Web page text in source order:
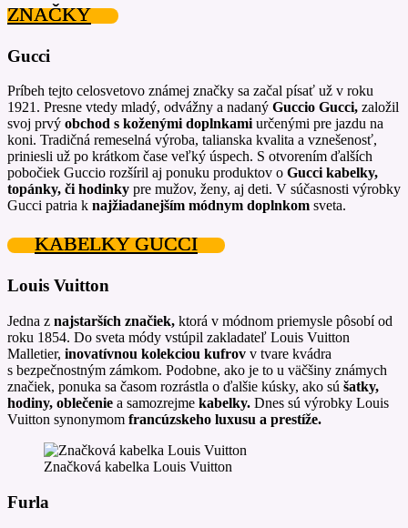
ZNAČKY
Gucci
Príbeh tejto celosvetovo známej značky sa začal písať už v roku
1921. Presne vtedy mladý, odvážny a nadaný Guccio Gucci, založil
svoj prvý obchod s koženými doplnkamiurčenými pre jazdu na
koni. Tradičná remeselná výroba, talianska kvalita a vznešenosť,
priniesli už po krátkom čase veľký úspech. S otvorením ďalších
pobočiek Guccio rozšíril aj ponuku produktov o Gucci kabelky,
topánky, či hodinky pre mužov, ženy, aj deti. V súčasnosti výrobky
Gucci patria k najžiadanejším módnym doplnkom sveta.
KABELKY GUCCI
Louis Vuitton
Jedna z najstarších značiek, ktorá v módnom priemysle pôsobí od
roku 1854. Do sveta módy vstúpil zakladateľ Louis Vuitton
Malletier, inovatívnou kolekciou kufrov v tvare kvádra
s bezpečnostným zámkom. Podobne, ako je to u väčšiny známych
značiek, ponuka sa časom rozrástla o ďalšie kúsky, ako sú šatky,
hodiny, oblečenie a samozrejme kabelky. Dnes sú výrobky Louis
Vuitton synonymom francúzskeho luxusu a prestíže.
Značková kabelka Louis Vuitton
Furla